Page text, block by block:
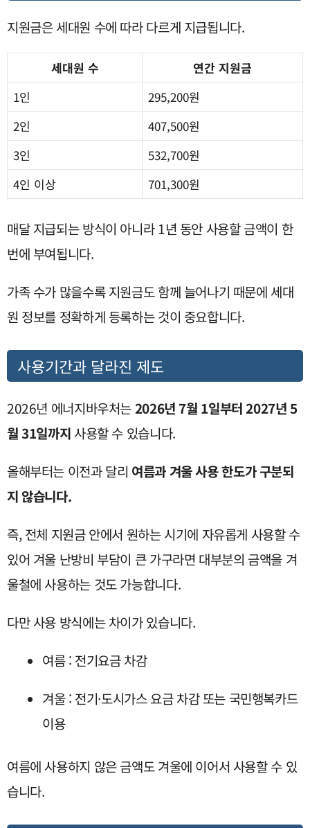
지원금은 세대원 수에 따라 다르게 지급됩니다.
세대원 수
연간 지원금
1인
295,200원
2인
407,500원
3인
532,700원
4인 이상
701,300원
매달 지급되는 방식이 아니라 1년 동안 사용할 금액이 한
번에 부여됩니다.
가족 수가 많을수록 지원금도 함께 늘어나기 때문에 세대
원 정보를 정확하게 등록하는 것이 중요합니다.
사용기간과 달라진 제도
2026년 에너지바우처는2026년 7월 1일부터 2027년 5
월 31일까지 사용할 수 있습니다.
올해부터는 이전과 달리 여름과 겨울 사용 한도가 구분되
지 않습니다.
즉, 전체 지원금 안에서 원하는 시기에 자유롭게 사용할 수
있어 겨울 난방비 부담이 큰 가구라면 대부분의 금액을 겨
울철에 사용하는 것도 가능합니다.
다만 사용 방식에는 차이가 있습니다.
여름 : 전기요금 차감
겨울 : 전기·도시가스 요금 차감 또는 국민행복카드
이용
여름에 사용하지 않은 금액도 겨울에 이어서 사용할 수 있
습니다.